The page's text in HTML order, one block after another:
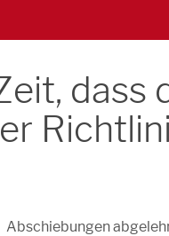
Abschiebungen